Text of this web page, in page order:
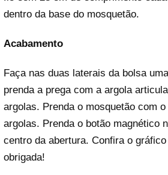
dentro da base do mosquetão.
Acabamento
Faça nas duas laterais da bolsa
prenda a prega com a argola
argolas. Prenda o mosquetão com
argolas. Prenda o botão magnético
centro da abertura. Confira o
obrigada!